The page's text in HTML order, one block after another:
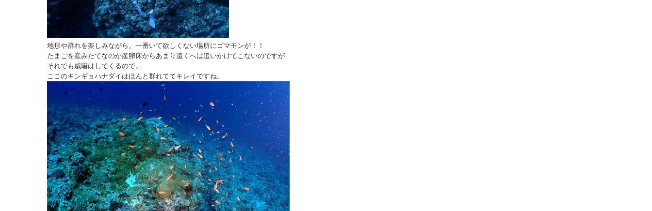
地形や群れを楽しみながら。一番いて欲しくない場所にゴマモンが！！
たまごを産みたてなのか産卵床からあまり遠くへは追いかけてこないのですが
それでも威嚇はしてくるので。
ここのキンギョハナダイはほんと群れててキレイですね。